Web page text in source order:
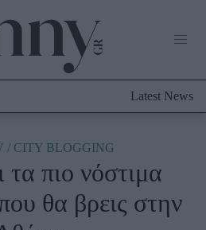
Latest News
CITY BLOGGING
τα πιο νόστιμα
θα βρεις στην